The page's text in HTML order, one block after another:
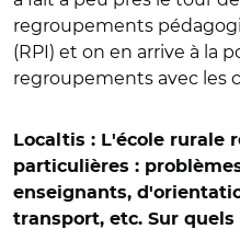
regroupements
(RPI) et on en arrive à la
regroupements avec les
Localtis : L'école rurale
particulières :
enseignants,
transport, etc. Sur